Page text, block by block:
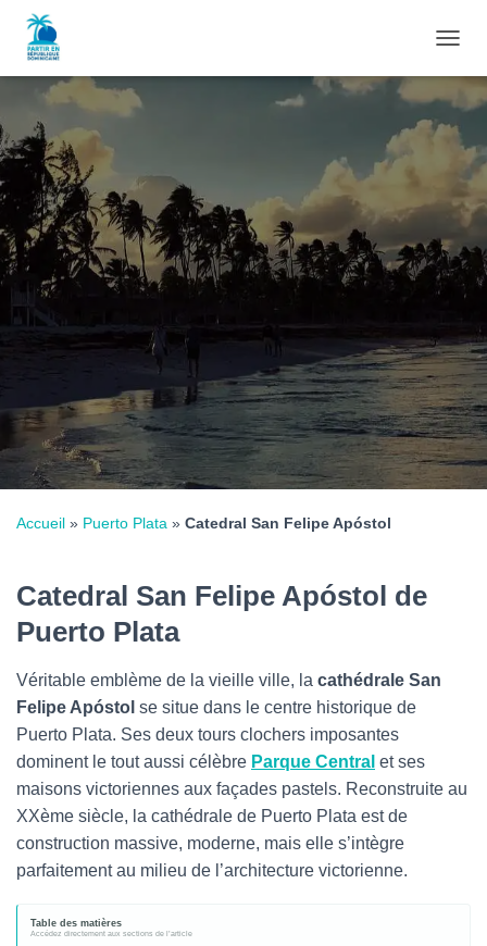
É
L
N
A
A
T
I
O
N
Accueil » Puerto Plata » Catedral San Felipe Apóstol
Catedral San Felipe Apóstol de
Puerto Plata
Véritable emblème de la vieille ville, la cathédrale San
Felipe Apóstol se situe dans le centre historique de
Puerto Plata. Ses deux tours clochers imposantes
dominent le tout aussi célèbre Parque Central et ses
maisons victoriennes aux façades pastels. Reconstruite au
XXème siècle, la cathédrale de Puerto Plata est de
construction massive, moderne, mais elle s’intègre
parfaitement au milieu de l’architecture victorienne.
Table des matières